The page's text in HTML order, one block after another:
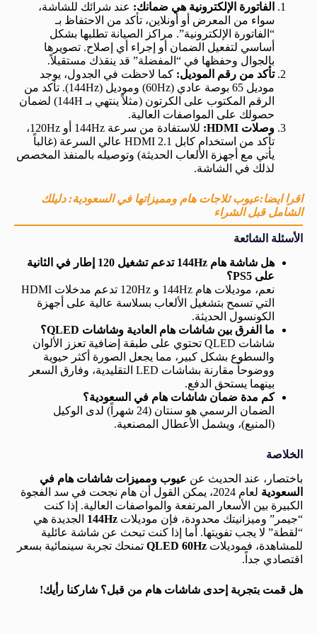
الفاتورة الإلكترونية هي ضمانك: عند شرائك للشاشة،
سواء من المعرض أو أونلاين، تأكد من الاحتفاظ بـ
“الفاتورة الإلكترونية”. مراكز الصيانة تطلبها بشكل
أساسي لتفعيل الضمان أو إجراء أي إصلاح. تصويرها
بالجوال وحفظها في “المفضلة” قد ينقذك مستقبلاً.
تأكد من رقم الموديل: كما لاحظت في الجدول، يوجد
موديل 65 بوصة عادي (60Hz) وموديل (144Hz). تأكد من
الرقم المكتوب على الكرتون (مثلاً ينتهي بـ 144H) لضمان
حصولك على المواصفات العالية.
وصلات HDMI:
للاستفادة من سرعة 144Hz أو 120Hz،
تأكد من استخدام كابل HDMI 2.1 عالي السرعة (غالباً
يأتي مع أجهزة الألعاب الحديثة) وتوصيله بالمنفذ المخصص
لذلك في الشاشة.
اقرا ايضا:عيوب ثلاجات هام ومميزاتها في السعودية: دليلك
الشامل قبل الشراء
الأسئلة الشائعة
هل شاشة هام 144Hz تدعم تشغيل 120 إطار في الثانية
على PS5؟
نعم، موديلات هام 144Hz و 120Hz تدعم مدخلات HDMI
التي تسمح بتشغيل الألعاب بسلاسة عالية على أجهزة
الكونسول الحديثة.
ما الفرق بين شاشات هام العادية وشاشات QLED؟
شاشات QLED تحتوي على طبقة إضافية تعزز الألوان
والسطوع بشكل كبير، مما يجعل الصورة أكثر حيوية
ووضوحاً مقارنة بشاشات LED التقليدية، وفارق السعر
بينهما يستحق الدفع.
كم مدة ضمان شاشات هام في السعودية؟
الضمان الرسمي هو سنتان (24 شهراً) لدى الوكيل
(المنيع)، ويشمل الأعطال المصنعية.
الخلاصة
باختصار، عند الحديث عن عيوب ومميزات شاشات هام في
السعودية
لعام 2024، يمكن القول أن هام نجحت في سد الفجوة
الكبيرة بين الأسعار المرتفعة والمواصفات العالية. إذا كنت
“جيمر” وميزانيتك محدودة، فإن موديلات 144Hz الجديدة هي
“لقطة” لا يجب تفويتها. أما إذا كنت تبحث عن شاشة عائلية
للمشاهدة، فموديلات QLED 60Hz تمنحك تجربة سينمائية بسعر
اقتصادي جداً.
هل قمت بتجربة إحدى شاشات هام من قبل؟ شاركنا رأيك!